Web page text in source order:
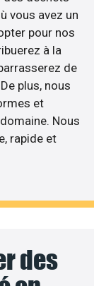
vous avez un
pour nos
à la
de
plus, nous
et
Nous
rapide et
des